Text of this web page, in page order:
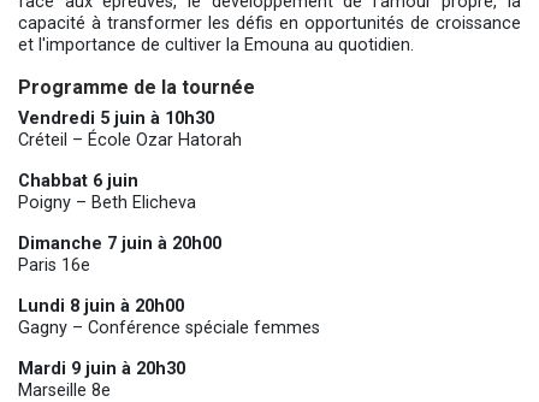
capacité à transformer les défis en opportunités de croissance
et l'importance de cultiver la Emouna au quotidien.
Programme de la tournée
Vendredi 5 juin à 10h30
Créteil – École Ozar Hatorah
Chabbat 6 juin
Poigny – Beth Elicheva
Dimanche 7 juin à 20h00
Paris 16e
Lundi 8 juin à 20h00
Gagny – Conférence spéciale femmes
Mardi 9 juin à 20h30
Marseille 8e